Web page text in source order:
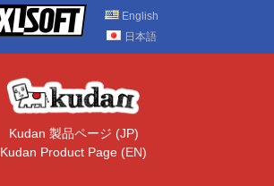
English
日本語
Kudan 製品ページ (JP)
Kudan Product Page (EN)